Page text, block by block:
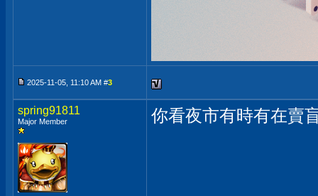
2025-11-05, 11:10 AM #3
spring91811
Major Member 你看夜市有時有在賣